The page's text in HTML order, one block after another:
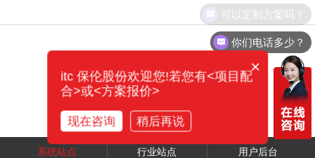
系统站点 行业站点 用户后台
可以定制方案吗？
你们电话多少？
×
itc 保伦股份欢迎您!若您有<项目配
合>或<方案报价>
现在咨询 稍后再说